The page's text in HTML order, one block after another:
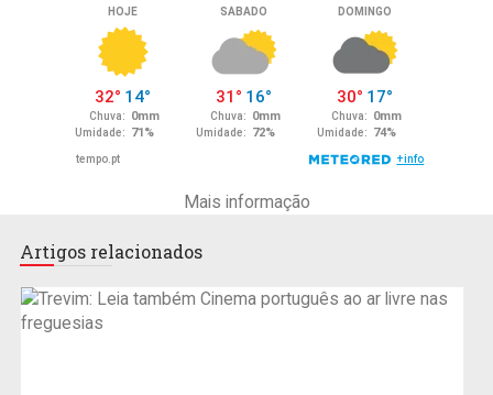
Mais informação
Artigos relacionados